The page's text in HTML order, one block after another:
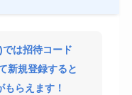
は招待コード
新規登録すると
らえます！